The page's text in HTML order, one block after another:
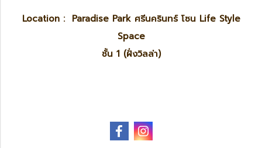
Location : Paradise Park ศรีนครินทร์ โซน Life Style
Space
ชั้น 1 (ฝั่งวิลล่า)